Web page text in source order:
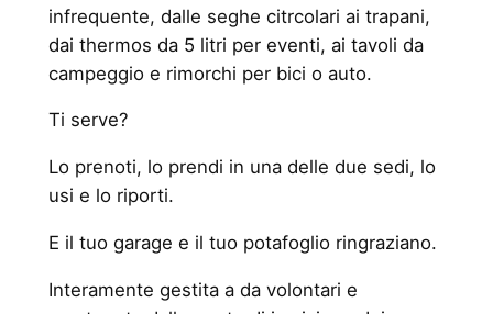
infrequente, dalle seghe citrcolari ai trapani,
dai thermos da 5 litri per eventi, ai tavoli da
campeggio e rimorchi per bici o auto.
Ti serve?
Lo prenoti, lo prendi in una delle due sedi, lo
usi e lo riporti.
E il tuo garage e il tuo potafoglio ringraziano.
Interamente gestita a da volontari e